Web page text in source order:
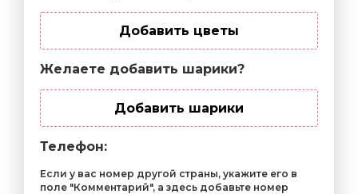
Добавить цветы
Желаете добавить шарики?
Добавить шарики
Телефон:
Если у вас номер другой страны, укажите его в
поле "Комментарий", а здесь добавьте номер